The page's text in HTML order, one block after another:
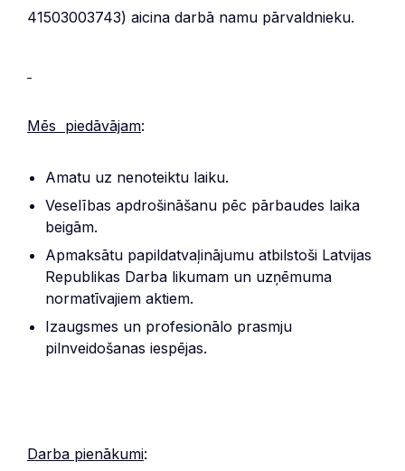
41503003743) aicina darbā namu pārvaldnieku.
Mēs piedāvājam:
Amatu uz nenoteiktu laiku.
Veselības apdrošināšanu pēc pārbaudes laika
beigām.
Apmaksātu papildatvaļinājumu atbilstoši Latvijas
Republikas Darba likumam un uzņēmuma
normatīvajiem aktiem.
Izaugsmes un profesionālo prasmju
pilnveidošanas iespējas.
Darba pienākumi: